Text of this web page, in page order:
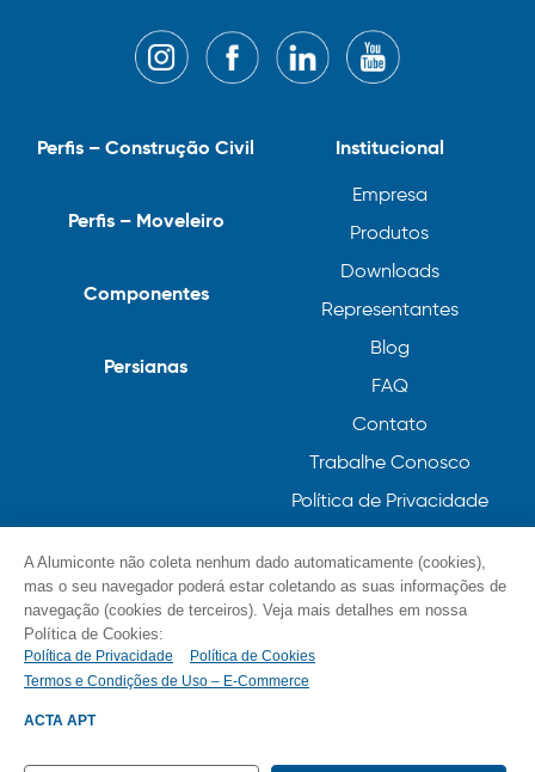
Institucional
Empresa
Produtos
Downloads
Representantes
Blog
FAQ
Contato
Trabalhe Conosco
Política de Privacidade
Perfis – Construção Civil
Perfis – Moveleiro
Componentes
Persianas
© Alumiconte, Grande como as minhas ideias /
A Alumiconte não coleta nenhum dado automaticamente (cookies),
mas o seu navegador poderá estar coletando as suas informações de
navegação (cookies de terceiros). Veja mais detalhes em nossa
Política de Cookies:
Política de Privacidade
Política de Cookies
Termos e Condições de Uso – E-Commerce
ACTA APT